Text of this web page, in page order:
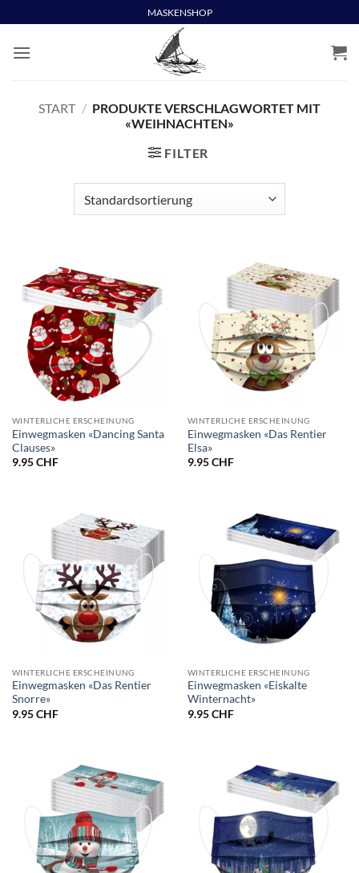
to
content
MASKENSHOP
START / PRODUKTE VERSCHLAGWORTET MIT
«WEIHNACHTEN»
FILTER
WINTERLICHE ERSCHEINUNG
Einwegmasken «Dancing Santa
Clauses»
9.95CHF
WINTERLICHE ERSCHEINUNG
Einwegmasken «Das Rentier
Elsa»
9.95CHF
WINTERLICHE ERSCHEINUNG
Einwegmasken «Das Rentier
Snorre»
9.95CHF
WINTERLICHE ERSCHEINUNG
Einwegmasken «Eiskalte
Winternacht»
9.95CHF